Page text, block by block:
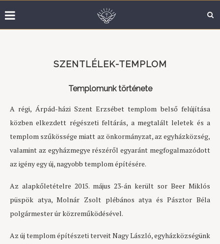
SZENTLÉLEK-TEMPLOM
Templomunk története
A régi, Árpád-házi Szent Erzsébet templom belső felújítása
közben elkezdett régészeti feltárás, a megtalált leletek és a
templom szűkössége miatt az önkormányzat, az egyházközség,
valamint az egyházmegye részéről egyaránt megfogalmazódott
az igény egy új, nagyobb templom építésére.
Az alapkőletételre 2015. május 23-án került sor Beer Miklós
püspök atya, Molnár Zsolt plébános atya és Pásztor Béla
polgármester úr közreműködésével.
Az új templom építészeti terveit Nagy László, egyházközségünk